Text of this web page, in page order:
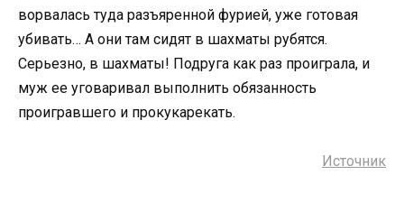
ворвалась туда разъяренной фурией, уже готовая
убивать… А они там сидят в шахматы рубятся.
Серьезно, в шахматы! Подруга как раз проиграла, и
муж ее уговаривал выполнить обязанность
проигравшего и прокукарекать.
Источник